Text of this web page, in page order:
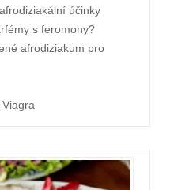
účinky
s feromony?
afrodiziakum pro